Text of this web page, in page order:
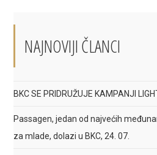
NAJNOVIJI ČLANCI
BKC SE PRIDRUŽUJE KAMPANJI
Passagen, jedan od najvećih
za mlade, dolazi u BKC, 24. 07.